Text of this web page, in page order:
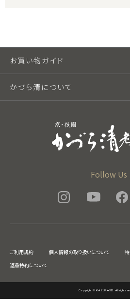
Follow Us
お買い物ガイド
かづら清について
ご利用規約 個人情報の取り扱いについて
返品特約について
Copyright © KAZURASEI. All rights